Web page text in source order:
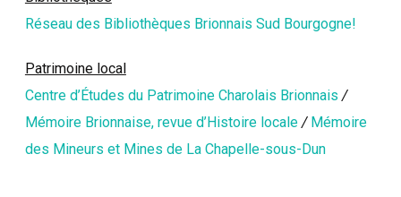
Réseau des Bibliothèques Brionnais Sud Bourgogne!
Patrimoine local
Centre d’Études du Patrimoine Charolais Brionnais /
Mémoire Brionnaise, revue d’Histoire locale / Mémoire
des Mineurs et Mines de La Chapelle-sous-Dun